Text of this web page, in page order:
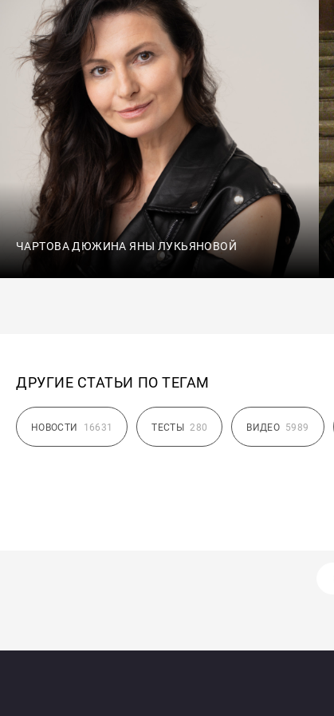
ЧАРТОВА ДЮЖИНА ЯНЫ ЛУКЬЯНОВОЙ
ДРУГИЕ СТАТЬИ ПО ТЕГАМ
НОВОСТИ 16631 ТЕСТЫ 280 ВИДЕО 5989